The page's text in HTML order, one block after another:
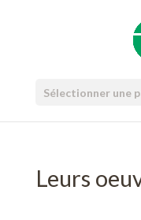
Sélectionner une
Leurs